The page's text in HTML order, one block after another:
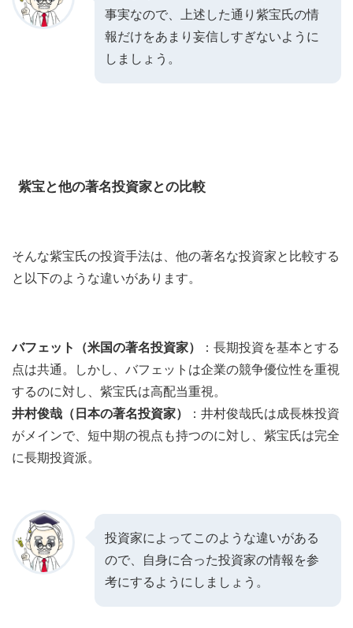
事実なので、上述した通り紫宝氏の情
報だけをあまり妄信しすぎないように
しましょう。
紫宝と他の著名投資家との比較
そんな紫宝氏の投資手法は、他の著名な投資家と比較する
と以下のような違いがあります。
バフェット（米国の著名投資家）
：長期投資を基本とする
点は共通。しかし、バフェットは企業の競争優位性を重視
するのに対し、紫宝氏は高配当重視。
井村俊哉（日本の著名投資家）
：井村俊哉氏は成長株投資
がメインで、短中期の視点も持つのに対し、紫宝氏は完全
に長期投資派。
投資家によってこのような違いがある
ので、自身に合った投資家の情報を参
考にするようにしましょう。